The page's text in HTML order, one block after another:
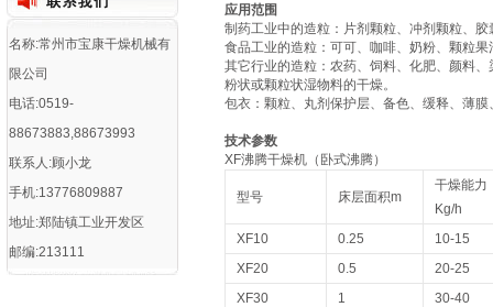
名称:常州市宝康干燥机械有
限公司
电话:0519-
88673883,88673993
联系人:顾小龙
手机:13776809887
地址:郑陆镇工业开发区
邮编:213111
应用范围
制药工业中的造粒：片剂颗粒、冲剂颗粒、胶
食品工业的造粒：可可、咖啡、奶粉、颗粒果
其它行业的造粒：农药、饲料、化肥、颜料、
粉状或颗粒状湿物料的干燥。
包衣：颗粒、丸剂保护层、备色、缓释、薄膜
技术参数
XF沸腾干燥机（卧式沸腾）
型号 床层面积m
干燥能力
Kg/h
XF10
0.25
10-15
XF20
0.5
20-25
XF30
1
30-40